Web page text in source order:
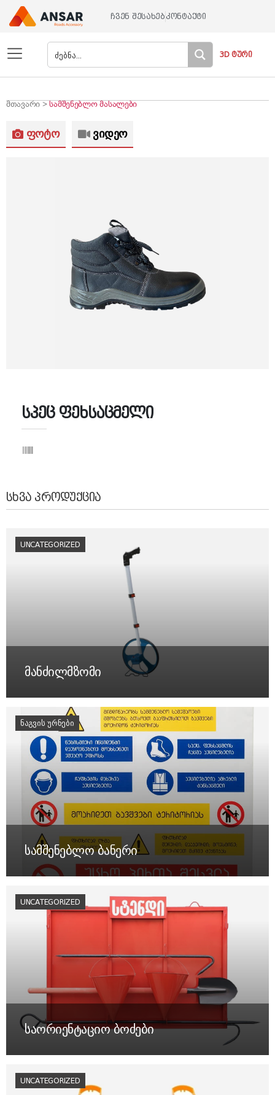
ჩვენ შესახებ კონტაქტი
3D ტური
მთავარი >სამშენებლო მასალები
ფოტო ვიდეო
სპეც ფეხსაცმელი
ᲡᲮᲕᲐ ᲞᲠᲝᲓᲣᲥᲪᲘᲐ
მანძილმზომი
UNCATEGORIZED
სამშენებლო ბანერი
ᲜᲐᲒᲕᲘᲡ ᲣᲠᲜᲔᲑᲘ
საორიენტაციო ბოძები
UNCATEGORIZED
UNCATEGORIZED